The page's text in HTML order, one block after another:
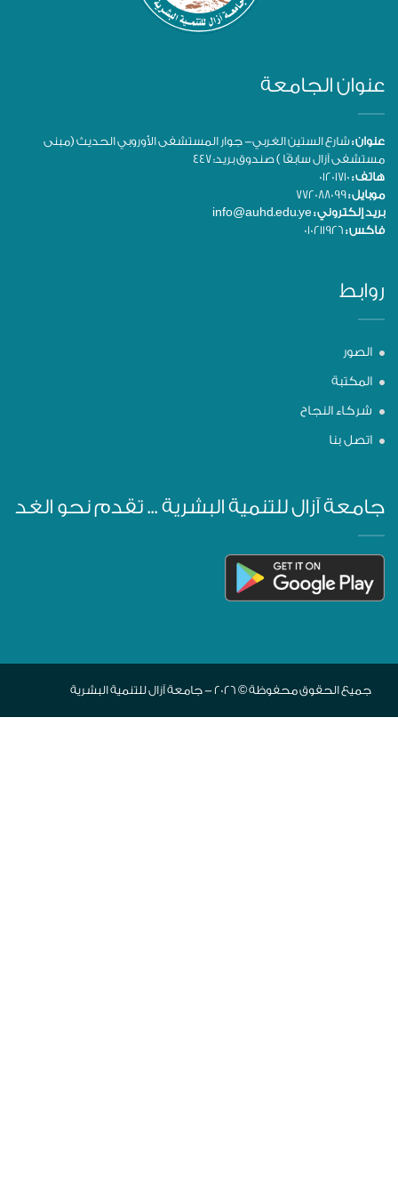
عنوان الجامعة
عنوان :شارع الستين الغربي- جوار المستشفى الأوروبي الحديث (مبنى
مستشفى آزال سابقًا ) صندوق بريد: 447
هاتف :
موبايل :
بريد إلكتروني :
فاكس :
روابط
الصور
المكتبة
شركاء النجاح
اتصل بنا
جامعة آزال للتنمية البشرية ... تقدم نحو الغد
جميع الحقوق محفوظة © 2026 - جامعة آزال للتنمية البشرية